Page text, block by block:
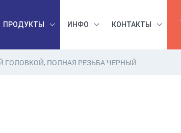
ПРОДУКТЫ ИНФО КОНТАКТЫ
ГОЛОВКОЙ, ПОЛНАЯ РЕЗЬБА ЧЕРНЫЙ